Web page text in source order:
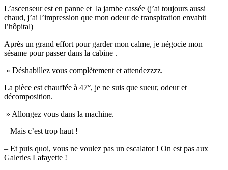
L’ascenseur est en panne et la jambe cassée (j’ai toujours aussi
chaud, j’ai l’impression que mon odeur de transpiration envahit
l’hôpital)
Après un grand effort pour garder mon calme, je négocie mon
sésame pour passer dans la cabine .
» Déshabillez vous complètement et attendezzzz.
La pièce est chauffée à 47°, je ne suis que sueur, odeur et
décomposition.
» Allongez vous dans la machine.
– Mais c’est trop haut !
– Et puis quoi, vous ne voulez pas un escalator ! On est pas aux
Galeries Lafayette !